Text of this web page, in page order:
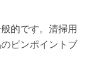
的です。清掃用
ピンポイントブ